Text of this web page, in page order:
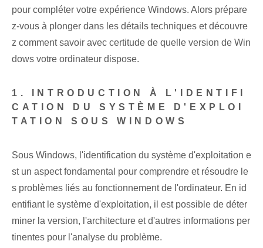
pour compléter votre expérience Windows. Alors prépare
z-vous à plonger dans les détails techniques et découvre
z comment savoir avec certitude de quelle version de Win
dows votre ordinateur dispose.
1. INTRODUCTION À L'IDENTIFI
CATION DU SYSTÈME D'EXPLOI
TATION SOUS WINDOWS
Sous Windows, l'identification du système d'exploitation e
st un aspect fondamental pour comprendre et résoudre le
s problèmes liés au fonctionnement de l'ordinateur. En id
entifiant le système d'exploitation, il est possible de déter
miner la version, l'architecture et d'autres informations per
tinentes pour l'analyse du problème.